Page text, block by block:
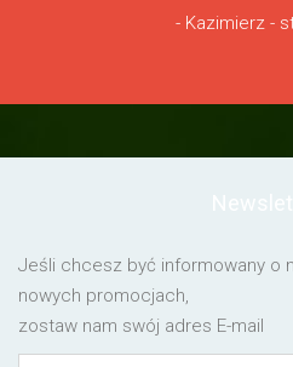
- Kazimierz -
Jeśli chcesz być informowany o
nowych promocjach,
zostaw nam swój adres E-mail